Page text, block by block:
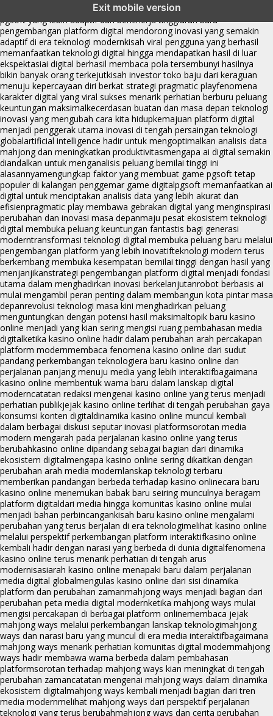
Exit mobile version
menghadirkan inovasi berkualitasai digital menjadi kunci analisis data
pgsoft yang lebih adaptif dan berkinerja tinggiarah baru
pengembangan platform digital mendorong inovasi yang semakin
adaptif di era teknologi modernkisah viral pengguna yang berhasil
memanfaatkan teknologi digital hingga mendapatkan hasil di luar
ekspektasiai digital berhasil membaca pola tersembunyi hasilnya
bikin banyak orang terkejutkisah investor toko baju dari keraguan
menuju kepercayaan diri berkat strategi pragmatic playfenomena
karakter digital yang viral sukses menarik perhatian berburu peluang
keuntungan maksimalkecerdasan buatan dan masa depan teknologi
inovasi yang mengubah cara kita hidupkemajuan platform digital
menjadi penggerak utama inovasi di tengah persaingan teknologi
globalartificial intelligence hadir untuk mengoptimalkan analisis data
mahjong dan meningkatkan produktivitasmengapa ai digital semakin
diandalkan untuk menganalisis peluang bernilai tinggi ini
alasannyamengungkap faktor yang membuat game pgsoft tetap
populer di kalangan penggemar game digitalpgsoft memanfaatkan ai
digital untuk menciptakan analisis data yang lebih akurat dan
efisienpragmatic play membawa gebrakan digital yang menginspirasi
perubahan dan inovasi masa depanmaju pesat ekosistem teknologi
digital membuka peluang keuntungan fantastis bagi generasi
moderntransformasi teknologi digital membuka peluang baru melalui
pengembangan platform yang lebih inovatifteknologi modern terus
berkembang membuka kesempatan bernilai tinggi dengan hasil yang
menjanjikanstrategi pengembangan platform digital menjadi fondasi
utama dalam menghadirkan inovasi berkelanjutanrobot berbasis ai
mulai mengambil peran penting dalam membangun kota pintar masa
depanrevolusi teknologi masa kini menghadirkan peluang
menguntungkan dengan potensi hasil maksimaltopik baru kasino
online menjadi yang kian sering mengisi ruang pembahasan media
digitalketika kasino online hadir dalam perubahan arah percakapan
platform modernmembaca fenomena kasino online dari sudut
pandang perkembangan teknologiera baru kasino online dan
perjalanan panjang menuju media yang lebih interaktifbagaimana
kasino online membentuk warna baru dalam lanskap digital
moderncatatan redaksi mengenai kasino online yang terus menjadi
perhatian publikjejak kasino online terlihat di tengah perubahan gaya
konsumsi konten digitaldinamika kasino online muncul kembali
dalam berbagai diskusi seputar inovasi platformsorotan media
modern mengarah pada perjalanan kasino online yang terus
berubahkasino online dipandang sebagai bagian dari dinamika
ekosistem digitalmengapa kasino online sering dikaitkan dengan
perubahan arah media modernlanskap teknologi terbaru
memberikan pandangan berbeda terhadap kasino onlinecara baru
kasino online menemukan babak baru seiring munculnya beragam
platform digitaldari media hingga komunitas kasino online mulai
menjadi bahan perbincangankisah baru kasino online mengalami
perubahan yang terus berjalan di era teknologimelihat kasino online
melalui perspektif perkembangan platform interaktifkasino online
kembali hadir dengan narasi yang berbeda di dunia digitalfenomena
kasino online terus menarik perhatian di tengah arus
modernisasiarah kasino online menapaki baru dalam perjalanan
media digital globalmengulas kasino online dari sisi dinamika
platform dan perubahan zamanmahjong ways menjadi bagian dari
perubahan peta media digital modernketika mahjong ways mulai
mengisi percakapan di berbagai platform onlinemembaca jejak
mahjong ways melalui perkembangan lanskap teknologimahjong
ways dan narasi baru yang muncul di era media interaktifbagaimana
mahjong ways menarik perhatian komunitas digital modernmahjong
ways hadir membawa warna berbeda dalam pembahasan
platformsorotan terhadap mahjong ways kian meningkat di tengah
perubahan zamancatatan mengenai mahjong ways dalam dinamika
ekosistem digitalmahjong ways kembali menjadi bagian dari tren
media modernmelihat mahjong ways dari perspektif perjalanan
teknologi yang terus berubahmahjong ways dan cerita perubahan